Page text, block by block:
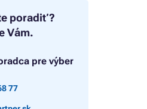
poradiť?
Vám.
pre výber
77